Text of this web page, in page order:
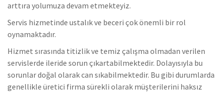
arttıra yolumuza devam etmekteyiz.
Servis hizmetinde ustalık ve beceri çok önemli bir rol
oynamaktadır.
Hizmet sırasında titizlik ve temiz çalışma olmadan verilen
servislerde ileride sorun çıkartabilmektedir. Dolayısıyla bu
sorunlar doğal olarak can sıkabilmektedir. Bu gibi durumlarda
genellikle üretici firma sürekli olarak müşterilerini haksız